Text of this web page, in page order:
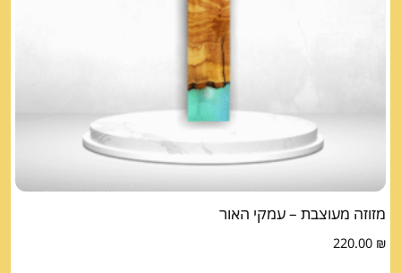
מזוזה מעוצבת – עמקי האור
220.00 ₪